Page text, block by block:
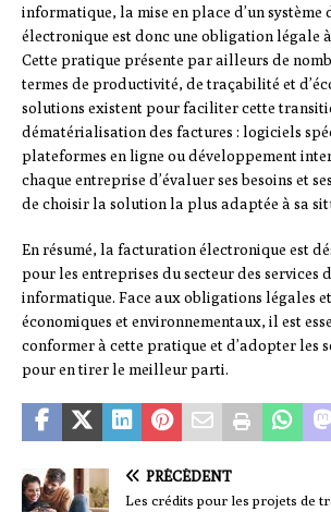
informatique, la mise en place d’un
électronique est donc une obligation légale
Cette pratique présente par ailleurs de
termes de productivité, de traçabilité et
solutions existent pour faciliter cette
dématérialisation des factures : logiciels
plateformes en ligne ou développement
chaque entreprise d’évaluer ses besoins et
de choisir la solution la plus adaptée à sa
En résumé, la facturation électronique est
pour les entreprises du secteur des services
informatique. Face aux obligations légales
économiques et environnementaux, il est
conformer à cette pratique et d’adopter les
pour en tirer le meilleur parti.
PRÉCÉDENT
Les crédits pour les projets de